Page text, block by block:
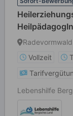
Geschlechter
Radevormwald
Vollzeit
Lebenshilfe